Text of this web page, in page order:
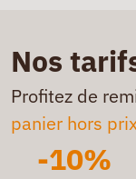
Nos
Profitez de
panier hors
-10%